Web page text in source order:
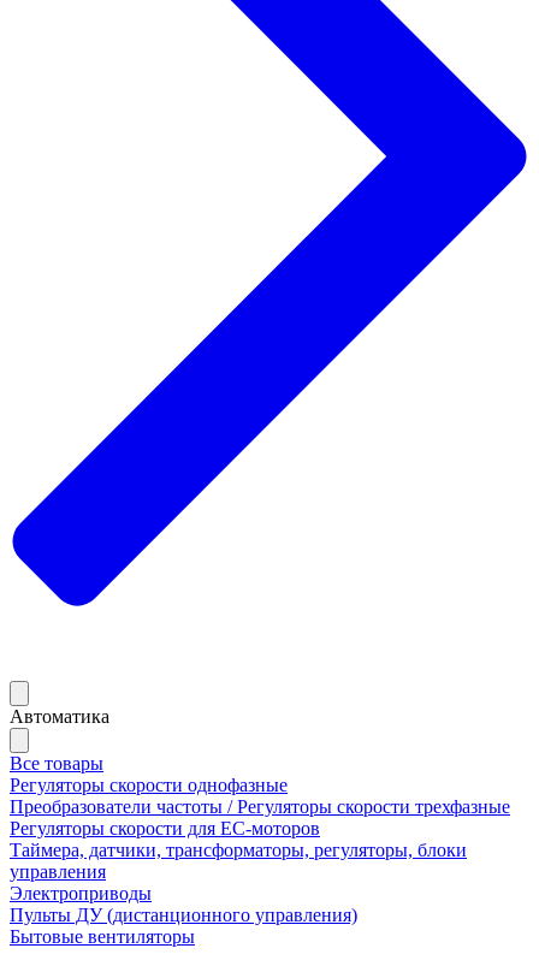
Автоматика
Все товары
Регуляторы скорости однофазные
Преобразователи частоты / Регуляторы скорости трехфазные
Регуляторы скорости для ЕС-моторов
Таймера, датчики, трансформаторы, регуляторы, блоки
управления
Электроприводы
Пульты ДУ (дистанционного управления)
Бытовые вентиляторы